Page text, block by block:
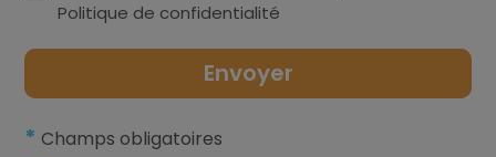
Politique de confidentialité
* Champs obligatoires